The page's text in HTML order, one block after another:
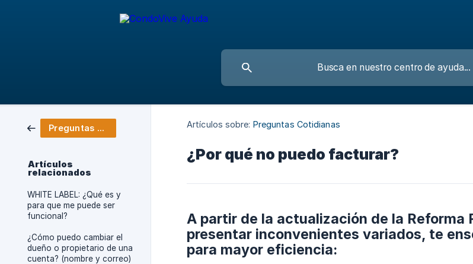
Preguntas Cotidianas
Artículos
relacionados
WHITE LABEL: ¿Qué es y
para que me puede ser
funcional?
¿Cómo puedo cambiar el
dueño o propietario de una
cuenta? (nombre y correo)
Artículos sobre: Preguntas Cotidianas
¿Por qué no puedo facturar?
A partir de la actualización de la Reforma
presentar inconvenientes variados, te
para mayor eficiencia: